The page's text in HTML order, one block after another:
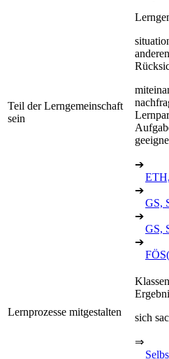
Teil der Lerngemeinschaft
sein
➔
➔
GS,
➔
GS,
➔
Lernprozesse mitgestalten
sich
⇒